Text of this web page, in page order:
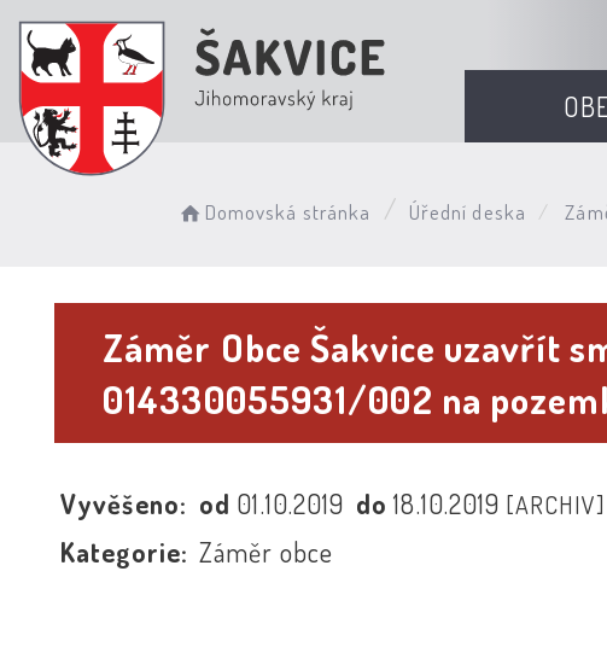
Domovská stránka Úřední deska
Záměr Obce Šakvice uzavřít
014330055931/002 na
Vyvěšeno: od 01.10.2019 do18.10.2019 [ARCHIV]
Kategorie: Záměr obce